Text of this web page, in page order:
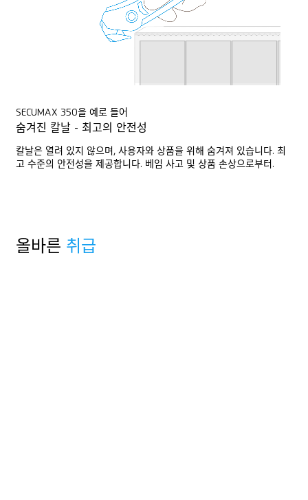
숨겨진 칼날 - 최고의 안전성
칼날은 열려 있지 않으며, 사용자와 상품을 위해 숨겨져 있습니다. 최
고 수준의 안전성을 제공합니다. 베임 사고 및 상품 손상으로부터.
SECUMAX 350을 예로 들어
올바른 취급